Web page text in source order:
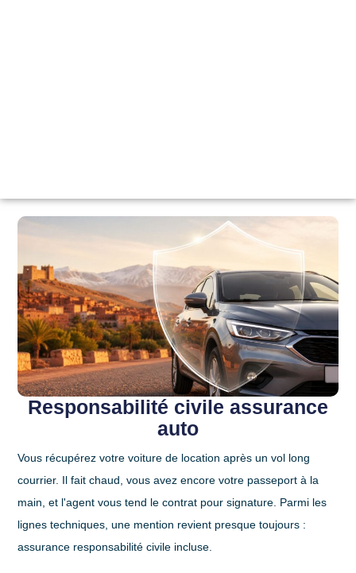
Responsabilité civile assurance
auto
Vous récupérez votre voiture de location après un vol long
courrier. Il fait chaud, vous avez encore votre passeport à la
main, et l'agent vous tend le contrat pour signature. Parmi les
lignes techniques, une mention revient presque toujours :
assurance responsabilité civile incluse